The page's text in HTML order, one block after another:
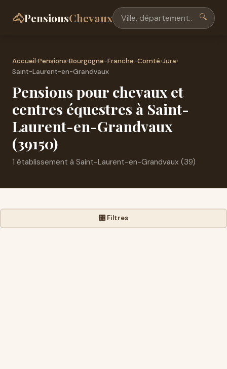
🐴PensionsChevaux 🔍
Accueil›Pensions›Bourgogne-Franche-Comté›Jura›
Saint-Laurent-en-Grandvaux
Pensions pour chevaux et
centres équestres à Saint-
Laurent-en-Grandvaux
(39150)
1 établissement à Saint-Laurent-en-Grandvaux (39)
🎛️ Filtres